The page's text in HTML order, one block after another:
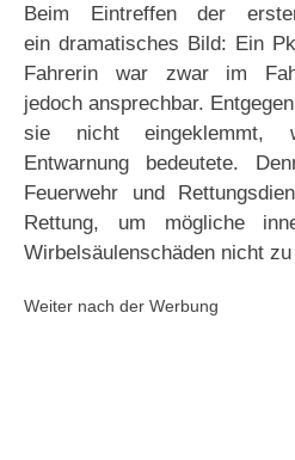
Beim Eintreffen der
ein dramatisches Bild: Ein
Fahrerin war zwar im
jedoch ansprechbar.
sie nicht eingeklemmt,
Entwarnung bedeutete.
Feuerwehr und
Rettung, um mögliche
Wirbelsäulenschäden nicht
Weiter nach der Werbung